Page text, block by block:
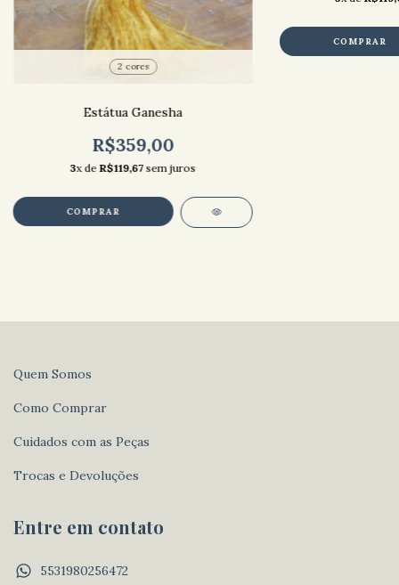
2 cores
Estátua Ganesha
R$359,00
3x deR$119,67sem juros
COMPRAR
Quem Somos
Como Comprar
Cuidados com as Peças
Trocas e Devoluções
Entre em contato
5531980256472